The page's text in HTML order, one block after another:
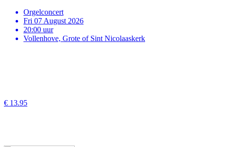
Orgelconcert
Fri 07 August 2026
20:00 uur
Vollenhove, Grote of Sint Nicolaaskerk
€ 13.95